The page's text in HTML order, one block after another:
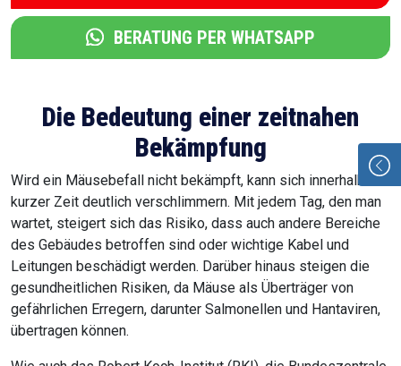
BERATUNG PER WHATSAPP
Die Bedeutung einer zeitnahen
Bekämpfung
Wird ein Mäusebefall nicht bekämpft, kann sich innerhalb
kurzer Zeit deutlich verschlimmern. Mit jedem Tag, den man
wartet, steigert sich das Risiko, dass auch andere Bereiche
des Gebäudes betroffen sind oder wichtige Kabel und
Leitungen beschädigt werden. Darüber hinaus steigen die
gesundheitlichen Risiken, da Mäuse als Überträger von
gefährlichen Erregern, darunter Salmonellen und Hantaviren,
übertragen können.